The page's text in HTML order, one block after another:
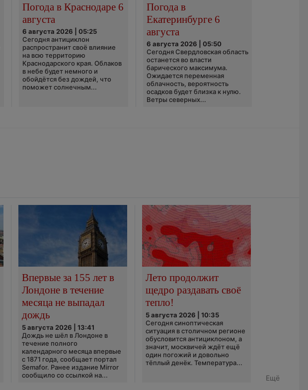
Погода в Краснодаре 6
августа
6 августа 2026 | 05:25
Сегодня антициклон
распространит своё влияние
на всю территорию
Краснодарского края. Облаков
в небе будет немного и
обойдётся без дождей, что
поможет солнечным...
Погода в
Екатеринбурге 6
августа
6 августа 2026 | 05:50
Сегодня Свердловская область
останется во власти
барического максимума.
Ожидается переменная
облачность, вероятность
осадков будет близка к нулю.
Ветры северных...
Впервые за 155 лет в
Лондоне в течение
месяца не выпадал
дождь
5 августа 2026 | 13:41
Дождь не шёл в Лондоне в
течение полного
календарного месяца впервые
с 1871 года, сообщает портал
Semafor. Ранее издание Mirror
сообщило со ссылкой на...
Лето продолжит
щедро раздавать своё
тепло!
5 августа 2026 | 10:35
Сегодня синоптическая
ситуация в столичном регионе
обусловится антициклоном, а
значит, москвичей ждёт ещё
один погожий и довольно
тёплый денёк. Температура...
Ещё